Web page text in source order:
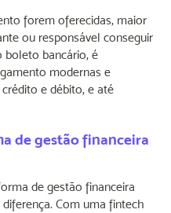
forem oferecidas, maior
ou responsável conseguir
boleto bancário, é
modernas e
e débito, e até
de gestão financeira
de gestão financeira
Com uma fintech